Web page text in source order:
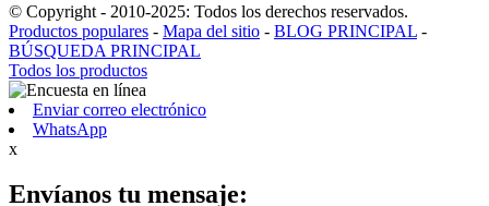
© Copyright - 2010-2025: Todos los derechos reservados.
Productos populares - Mapa del sitio - BLOG PRINCIPAL -
BÚSQUEDA PRINCIPAL
Todos los productos
Enviar correo electrónico
WhatsApp
x
Envíanos tu mensaje: